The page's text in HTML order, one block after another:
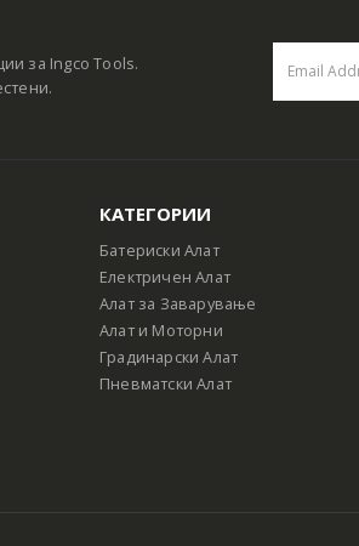
за Ingco Tools.
КАТЕГОРИИ
Батериски Алат
Електричен Алат
Алат за Заварување
Алат и Моторни
Градинарски Алат
Пневматски Алат